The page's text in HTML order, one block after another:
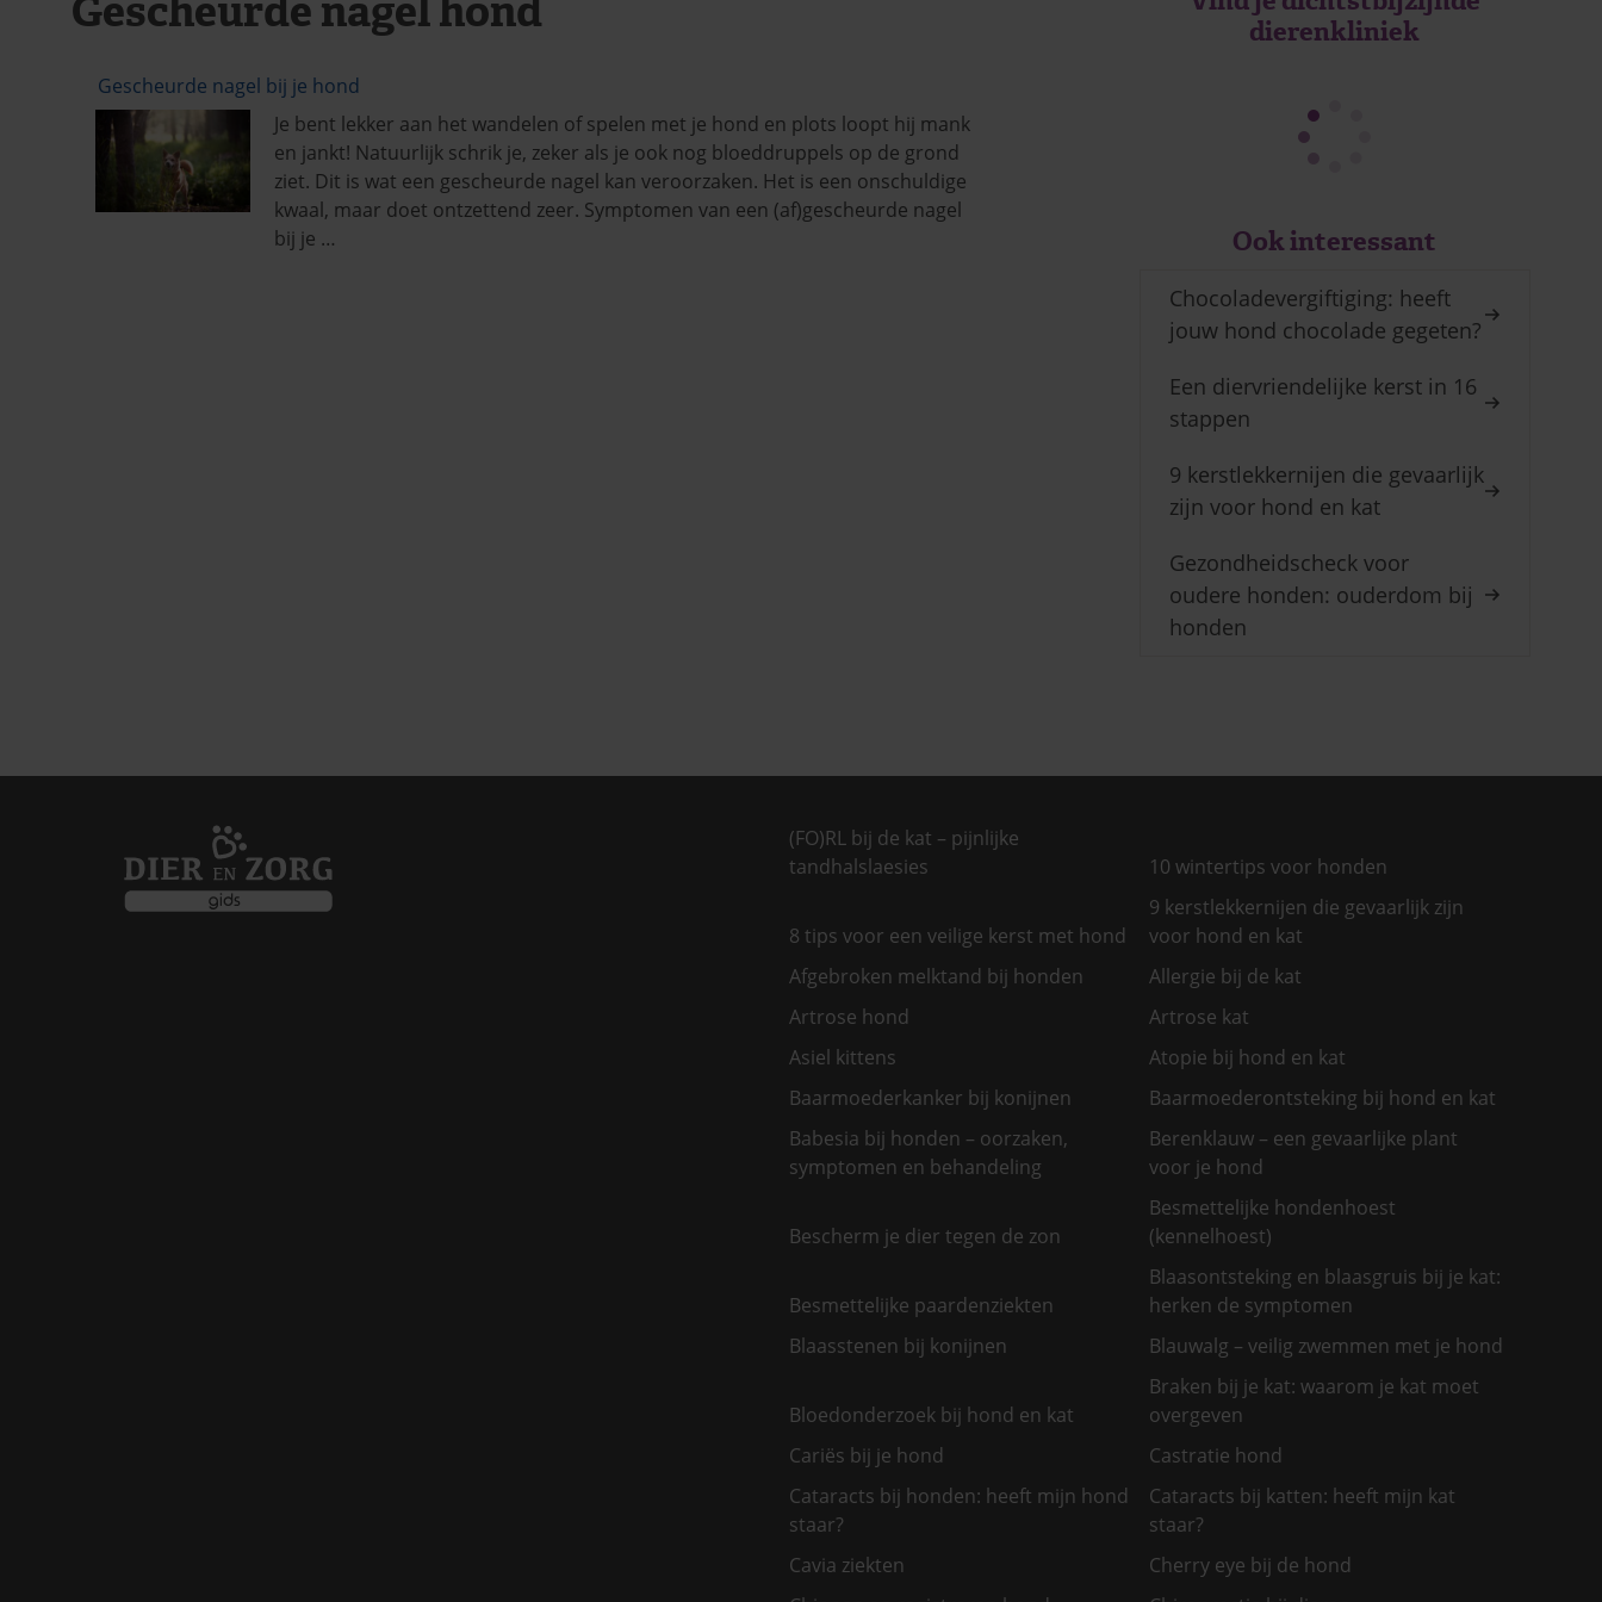
Gescheurde nagel bij je hond
Je bent lekker aan het wandelen of spelen met je hond en plots loopt hij mank
en jankt! Natuurlijk schrik je, zeker als je ook nog bloeddruppels op de grond
ziet. Dit is wat een gescheurde nagel kan veroorzaken. Het is een onschuldige
kwaal, maar doet ontzettend zeer. Symptomen van een (af)gescheurde nagel
bij je …
dierenkliniek
Ook interessant
Chocoladevergiftiging: heeft
jouw hond chocolade gegeten?
Een diervriendelijke kerst in 16
stappen
9 kerstlekkernijen die gevaarlijk
zijn voor hond en kat
Gezondheidscheck voor
oudere honden: ouderdom bij
honden
(FO)RL bij de kat – pijnlijke
tandhalslaesies
10 wintertips voor honden
8 tips voor een veilige kerst met hond
9 kerstlekkernijen die gevaarlijk zijn
voor hond en kat
Afgebroken melktand bij honden
Allergie bij de kat
Artrose hond
Artrose kat
Asiel kittens
Atopie bij hond en kat
Baarmoederkanker bij konijnen
Baarmoederontsteking bij hond en kat
Babesia bij honden – oorzaken,
symptomen en behandeling
Berenklauw – een gevaarlijke plant
voor je hond
Bescherm je dier tegen de zon
Besmettelijke hondenhoest
(kennelhoest)
Besmettelijke paardenziekten
Blaasontsteking en blaasgruis bij je kat:
herken de symptomen
Blaasstenen bij konijnen
Blauwalg – veilig zwemmen met je hond
Bloedonderzoek bij hond en kat
Braken bij je kat: waarom je kat moet
overgeven
Cariës bij je hond
Castratie hond
Cataracts bij honden: heeft mijn hond
staar?
Cataracts bij katten: heeft mijn kat
staar?
Cavia ziekten
Cherry eye bij de hond